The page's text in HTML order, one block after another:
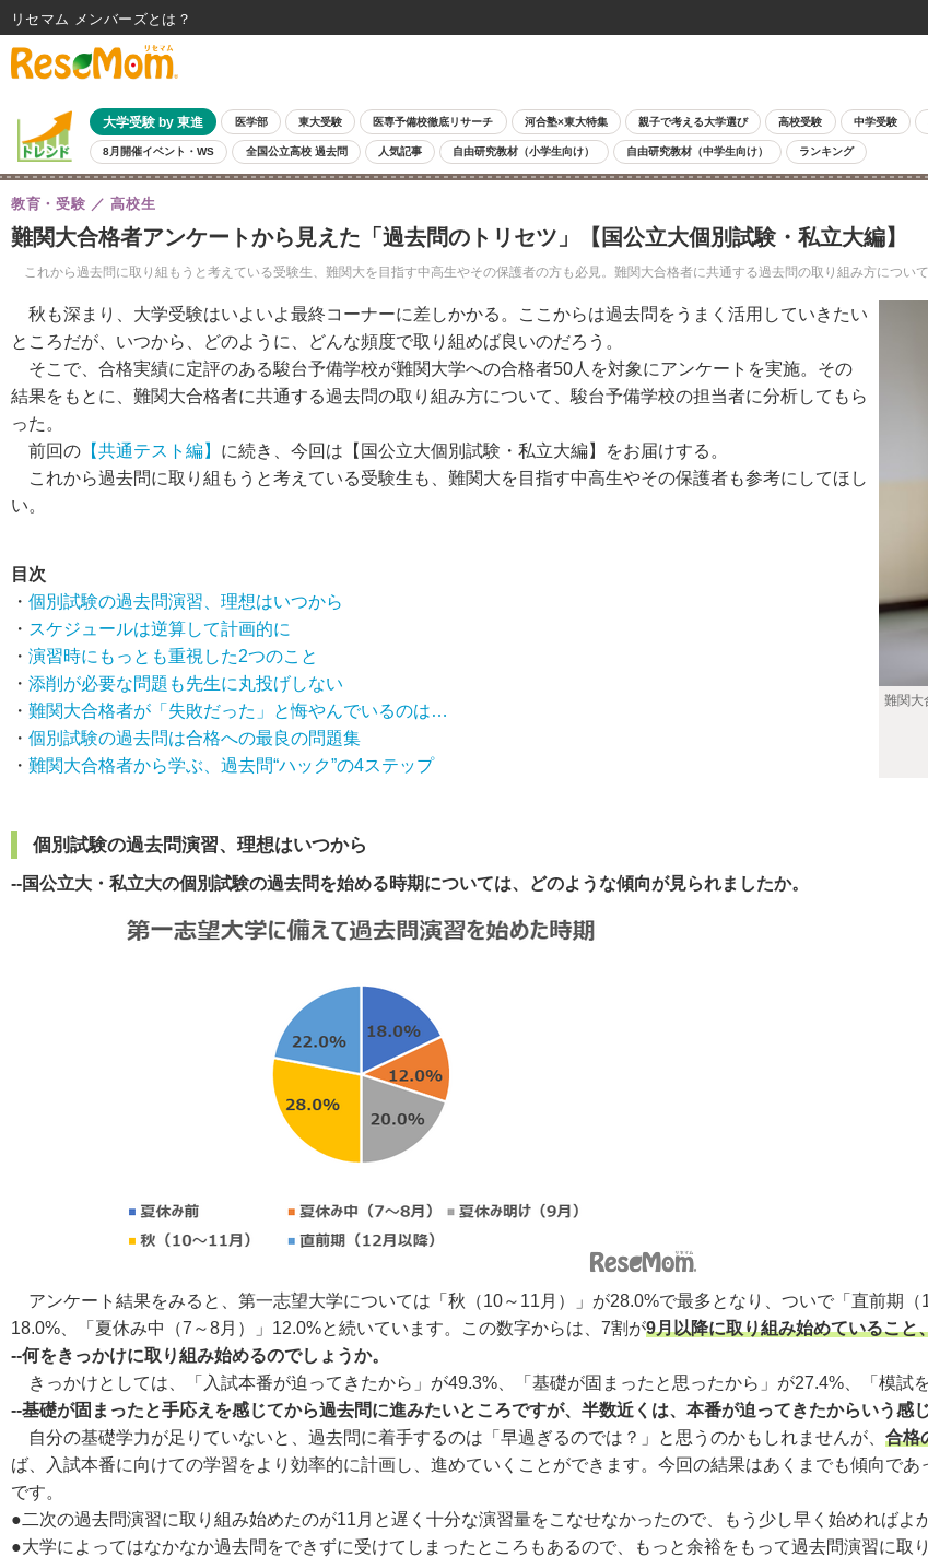
大学受験 by 東進 医学部 東大受験 医専予備校徹底リサーチ 河合塾×東大特集 親子で考える大学選び 高校受験 中学受験
8月開催イベント・WS 全国公立高校 過去問 人気記事 自由研究教材（小学生向け） 自由研究教材（中学生向け） ランキング
難関大合格者アンケートから見えた「過去問のトリセツ」【国公立大個別試験・私立大編】
これから過去問に取り組もうと考えている受験生、難関大を目指す中高生やその保護者の方も必見。難関大合格者に共通する過去問の取り組み方につい
教育・受験 高校生
難関大
秋も深まり、大学受験はいよいよ最終コーナーに差しかかる。ここからは過去問をうまく活用していきたい
ところだが、いつから、どのように、どんな頻度で取り組めば良いのだろう。
そこで、合格実績に定評のある駿台予備学校が難関大学への合格者50人を対象にアンケートを実施。その
結果をもとに、難関大合格者に共通する過去問の取り組み方について、駿台予備学校の担当者に分析してもら
った。
前回の 【共通テスト編】 に続き、今回は【国公立大個別試験・私立大編】をお届けする。
これから過去問に取り組もうと考えている受験生も、難関大を目指す中高生やその保護者も参考にしてほし
い。
目次
・ 個別試験の過去問演習、理想はいつから
・ スケジュールは逆算して計画的に
・ 演習時にもっとも重視した2つのこと
・ 添削が必要な問題も先生に丸投げしない
・ 難関大合格者が「失敗だった」と悔やんでいるのは…
・ 個別試験の過去問は合格への最良の問題集
・ 難関大合格者から学ぶ、過去問“ハック”の4ステップ
個別試験の過去問演習、理想はいつから
--国公立大・私立大の個別試験の過去問を始める時期については、どのような傾向が見られましたか。
アンケート結果をみると、第一志望大学については「秋（10～11月）」が28.0%で最多となり、ついで「直前期
18.0%、「夏休み中（7～8月）」12.0%と続いています。この数字からは、7割が9月以降に取り組み始めていること
--何をきっかけに取り組み始めるのでしょうか。
きっかけとしては、「入試本番が迫ってきたから」が49.3%、「基礎が固まったと思ったから」が27.4%、「模試
--基礎が固まったと手応えを感じてから過去問に進みたいところですが、半数近くは、本番が迫ってきたからいう感
自分の基礎学力が足りていないと、過去問に着手するのは「早過ぎるのでは？」と思うのかもしれませんが、 合格
ば、入試本番に向けての学習をより効率的に計画し、進めていくことができます。今回の結果はあくまでも傾向で
です。
●二次の過去問演習に取り組み始めたのが11月と遅く十分な演習量をこなせなかったので、もう少し早く始めればよ
●大学によってはなかなか過去問をできずに受けてしまったところもあるので、もっと余裕をもって過去問演習に取
リセマム メンバーズ